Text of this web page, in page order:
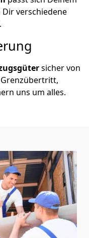
verschiedene
sicher von
uns um alles.